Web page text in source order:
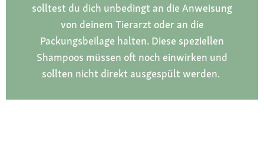
solltest du dich unbedingt an die Anweisung
von deinem Tierarzt oder an die
Packungsbeilage halten. Diese speziellen
Shampoos müssen oft noch einwirken und
sollten nicht direkt ausgespült werden.